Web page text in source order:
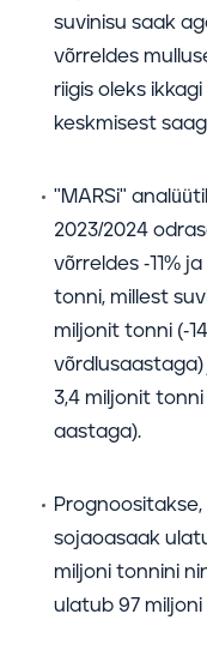
suvinisu saak
võrreldes
riigis oleks
keskmisest
"MARSi"
2023/2024
võrreldes -11%
tonni, millest
miljonit tonni (-
3,4 miljonit tonni
aastaga).
Prognoositakse,
sojaoasaak
miljoni tonnini
ulatub 97 miljoni